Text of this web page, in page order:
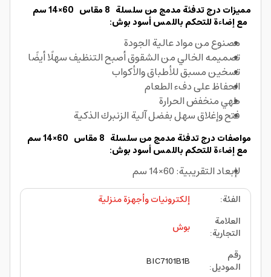
مميزات درج تدفئة مدمج من سلسلة 8 مقاس 60×14 سم
مع إضاءة للتحكم باللمس أسود بوش:
مصنوع من مواد عالية الجودة
تصميمه الخالي من الشقوق أصبح التنظيف سهلًا أيضًا
تسخين مسبق للأطباق والأكواب
الحفاظ على دفء الطعام
طهي منخفض الحرارة
فتح وإغلاق سهل بفضل آلية الزنبرك الذكية
مواصفات درج تدفئة مدمج من سلسلة 8 مقاس 60×14 سم
مع إضاءة للتحكم باللمس أسود بوش:
لإبعاد التقريبية: 60×14 سم
الفئة:
إلكترونيات وأجهزة منزلية
العلامة
التجارية:
بوش
رقم
الموديل:
BIC7101B1B